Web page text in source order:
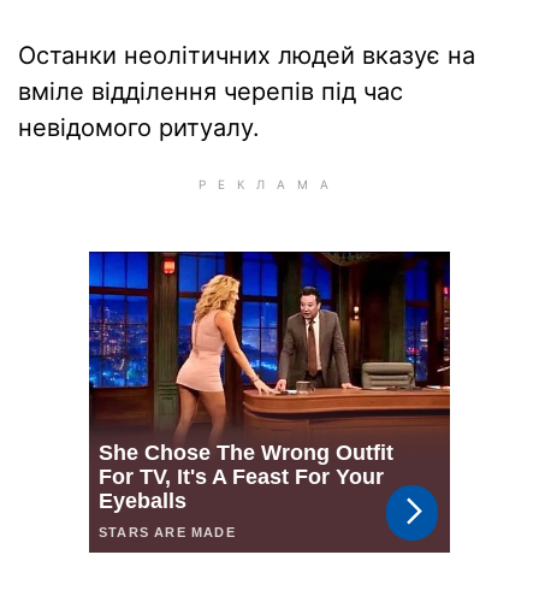
Останки неолітичних людей вказує на
вміле відділення черепів під час
невідомого ритуалу.